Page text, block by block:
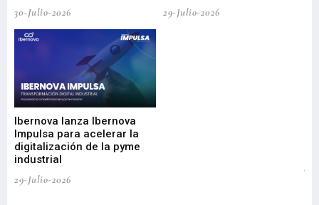
30-Julio-2026
29-Julio-2026
Ibernova lanza Ibernova
Impulsa para acelerar la
digitalización de la pyme
industrial
29-Julio-2026